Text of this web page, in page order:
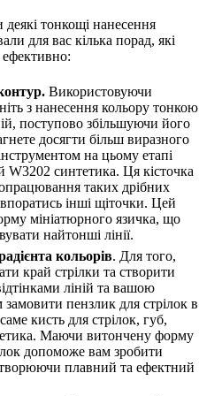
тонкощі нанесення
для вас кілька порад, які
Використовуючи
з нанесення кольору тонкою
поступово збільшуючи його
досягти більш виразного
на цьому етапі
W3202 синтетика. Ця кісточка
таких дрібних
інші щіточки. Цей
мініатюрного язичка, що
найтонші лінії.
кольорів. Для того,
край стрілки та створити
ліній та вашою
пензлик для стрілок в
кисть для стрілок, губ,
Маючи витончену форму
допоможе вам зробити
плавний та ефектний